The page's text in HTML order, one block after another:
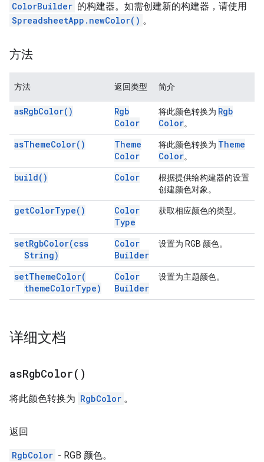
ColorBuilder 的构建器。如需创建新的构建器，请使用
SpreadsheetApp.newColor() 。
方法
方法 返回类型 简介
asRgbColor( )
Rgb
Color
将此颜色转换为 Rgb
Color。
asThemeColor( )
Theme
Color
将此颜色转换为 Theme
Color。
build( ) Color
根据提供给构建器的设置
创建颜色对象。
getColorType( )
Color
Type
获取相应颜色的类型。
setRgbColor(css
String)
Color
Builder
设置为 RGB 颜色。
setThemeColor(
themeColorType)
Color
Builder
设置为主题颜色。
详细文档
asRgbColor( )
将此颜色转换为 RgbColor 。
返回
RgbColor - RGB 颜色。